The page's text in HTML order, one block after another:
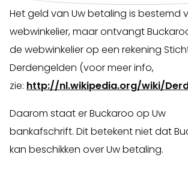
Het geld van Uw betaling is bestemd
webwinkelier, maar ontvangt
de webwinkelier op een rekening
Derdengelden (voor meer info,
zie: http://nl.wikipedia.org/wiki/
Daarom staat er Buckaroo op Uw
bankafschrift. Dit betekent niet dat
kan beschikken over Uw betaling.